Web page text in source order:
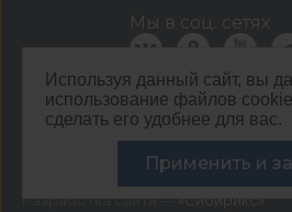
Используя данный сайт, вы
использование файлов
сделать его удобнее для вас.
Применить и
КДМ Белгород
г. Белгород, пер. 5-й
Мы в соц. сетях
ООО ЦЕНТР КДМ. ИНН: 3661037157
Разработка сайта —«Сибирикс»